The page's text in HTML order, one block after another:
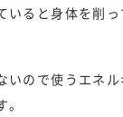
いると身体を削
いので使うエネ